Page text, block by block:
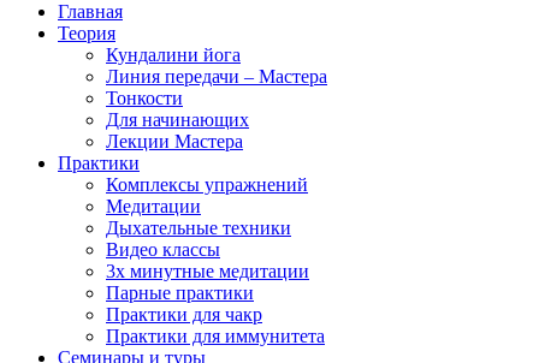
Главная
Теория
Кундалини йога
Линия передачи – Мастера
Тонкости
Для начинающих
Лекции Мастера
Практики
Комплексы упражнений
Медитации
Дыхательные техники
Видео классы
3х минутные медитации
Парные практики
Практики для чакр
Практики для иммунитета
Семинары и туры